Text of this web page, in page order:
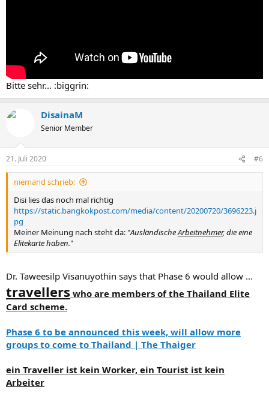
Bitte sehr... :biggrin:
DisainaM
Senior Member
21. Juli 2020 #6
niemand schrieb:
Disi lies das noch mal richtig
https://static.bangkokpost.com/media/content/20200720/3696223.j
pg
Meiner Meinung nach steht da: "AusländischeArbeitnehmer, die eine
Elitekarte haben."
Dr. Taweesilp Visanuyothin says that Phase 6 would allow ...
travellers who are members of the Thailand Elite
Card scheme.
Phase 6 to be announced this week, will allow more
groups to come to Thailand | The Thaiger
ein Traveller ist kein Worker, ein Tourist ist kein
Arbeiter